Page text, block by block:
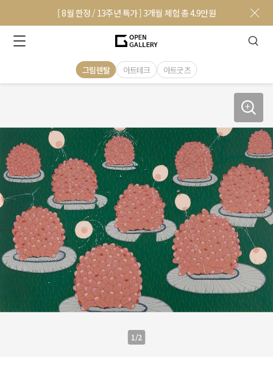
[ 8월 한정 / 13주년 특가 ] 3개월 체험 총 4.9만원
그림렌탈 아트테크 아트굿즈
1/2